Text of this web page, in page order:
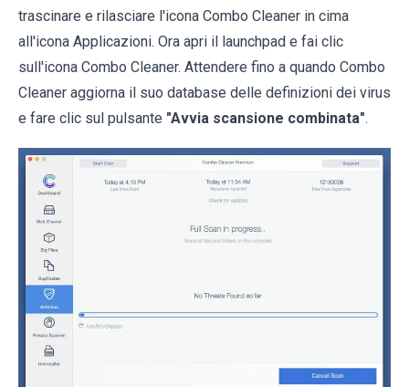
trascinare e rilasciare l'icona Combo Cleaner in cima
all'icona Applicazioni. Ora apri il launchpad e fai clic
sull'icona Combo Cleaner. Attendere fino a quando Combo
Cleaner aggiorna il suo database delle definizioni dei virus
e fare clic sul pulsante "Avvia scansione combinata".